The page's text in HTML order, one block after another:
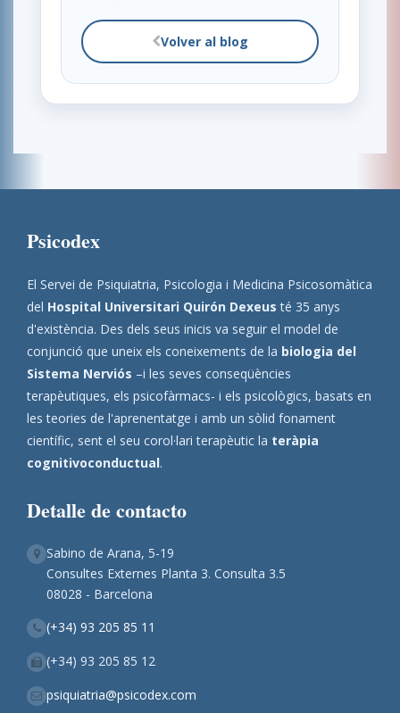
Volver al blog
Psicodex
El Servei de Psiquiatria, Psicologia i Medicina Psicosomàtica
del Hospital Universitari Quirón Dexeus té 35 anys
d'existència. Des dels seus inicis va seguir el model de
conjunció que uneix els coneixements de la biologia del
Sistema Nerviós –i les seves conseqüències
terapèutiques, els psicofàrmacs- i els psicològics, basats en
les teories de l'aprenentatge i amb un sòlid fonament
científic, sent el seu corol·lari terapèutic la teràpia
cognitivoconductual.
Detalle de contacto
Sabino de Arana, 5-19
Consultes Externes Planta 3. Consulta 3.5
08028 - Barcelona
(+34) 93 205 85 11
(+34) 93 205 85 12
psiquiatria@psicodex.com